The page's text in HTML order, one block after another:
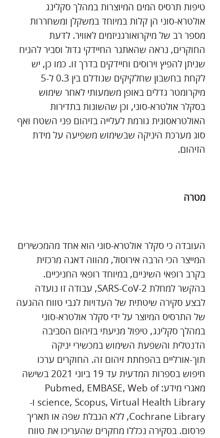
טיפות תרסיס המים המיוצרות במהלך סקלינג
אולטרא-סוני הן קלות במיוחד במשקלן ומשחררות
מספר רב של מיקרואורגניזמים לאוויר. לדעת
החוקרים, נראה שהאתגר החיידקי גדול וסביר להניח
שניתן להפיץ וירוסים וחיידקים בדרך זו. כמו כן, יש
לקחת בחשבון שחלקיקים שגודלם בין 0.3 ל-5
מיקרומטר גדלים באופן משמעותי לאחר שימוש
בסקלר אולטרא-סוני, וכן שהשונות בתדירות
האולטראסונית גורמת לעלייה בזיהום פני השטח ואף
סוג מערכת היניקה שבשימוש משפיעה על מידת
הזיהום.
מטרה
העובדה כי סקלר אולטרא-סוני הוא אחד מהמכשירים
המייצר הכי הרבה אירוסול, מהווה דאגה מרכזית
בקרב רופאי השיניים, במיוחד רופאי החניכיים.
בהקשר למחלת SARS-CoV-2, עבודה זו נועדה
לבצע סקירה שיטתית של העדויות לגבי טווח ההגעה
של התרסיס המיוצר על ידי סקלר אולטרא-סוני
במהלך סקלינג, טיפול מניעתי בזיהום הסביבה
הדנטלית והשפעת השימוש במכשירי יניקה
תוך-אורליים בהפחתת זיהום זה. החוקרים ערכו
חיפוש בספרות המדעית עד 19 ביוני 2021 בשישה
מאגרי מידע: Pubmed, EMBASE, Web of
science, Scopus, Virtual Health Library ו-
Cochrane Library, ללא הגבלת שפה או תאריך
פרסום. בסקירה נכללו מחקרים שהעריכו את טווח